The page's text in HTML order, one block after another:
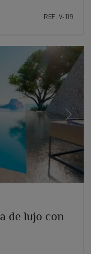
REF. V-119
Next
de lujo con